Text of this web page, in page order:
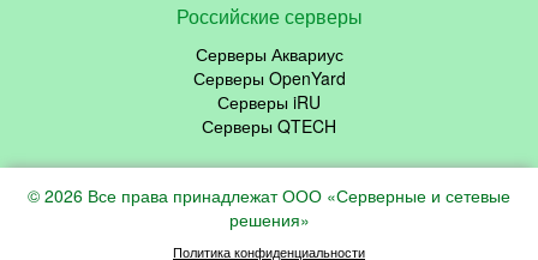
Российские серверы
Серверы Аквариус
Серверы OpenYard
Серверы iRU
Серверы QTECH
© 2026 Все права принадлежат ООО «Серверные и сетевые
решения»
Политика конфиденциальности